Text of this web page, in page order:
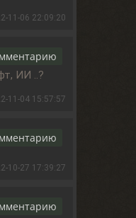
11-06 22:09:20
ИИ ..?
11-04 15:57:57
10-27 17:39:27